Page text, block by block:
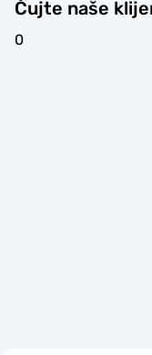
Čujte naše
0